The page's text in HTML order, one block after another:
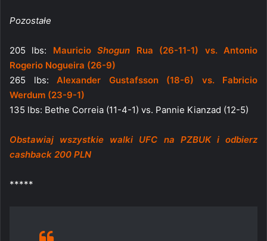
Pozostałe
205 lbs: MauricioShogun Rua (26-11-1) vs. Antonio
Rogerio Nogueira (26-9)
265 lbs: Alexander Gustafsson (18-6) vs. Fabricio
Werdum (23-9-1)
135 lbs: Bethe Correia (11-4-1) vs. Pannie Kianzad (12-5)
Obstawiaj wszystkie walki UFC na PZBUK i odbierz
cashback 200 PLN
*****